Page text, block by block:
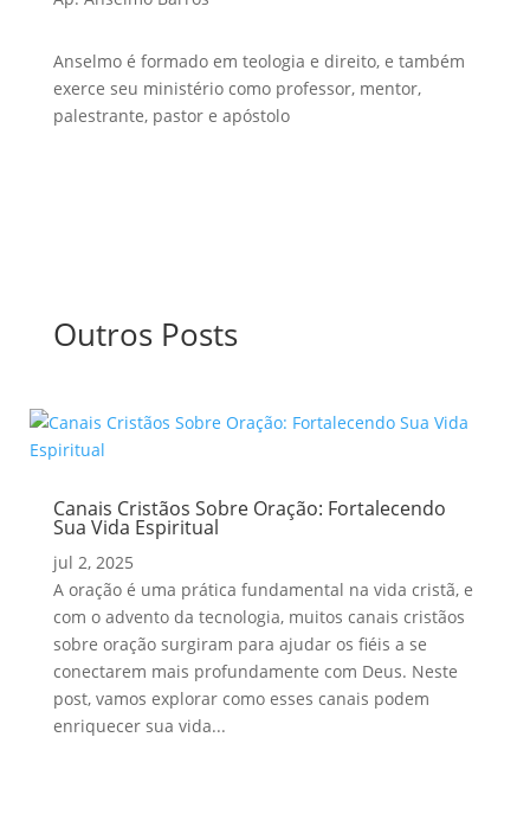
Anselmo é formado em teologia e direito, e também
exerce seu ministério como professor, mentor,
palestrante, pastor e apóstolo
Outros Posts
Canais Cristãos Sobre Oração: Fortalecendo
Sua Vida Espiritual
jul 2, 2025
A oração é uma prática fundamental na vida cristã, e
com o advento da tecnologia, muitos canais cristãos
sobre oração surgiram para ajudar os fiéis a se
conectarem mais profundamente com Deus. Neste
post, vamos explorar como esses canais podem
enriquecer sua vida...